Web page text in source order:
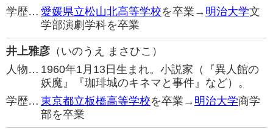
学歴… 愛媛県立松山北高等学校を卒業→ 明治大学文
学部演劇学科を卒業
井上雅彦 （いのうえ まさひこ）
人物… 1960年1月13日生まれ。小説家（『異人館の
妖魔』『珈琲城のキネマと事件』など）。
学歴… 東京都立板橋高等学校を卒業→ 明治大学商学
部を卒業